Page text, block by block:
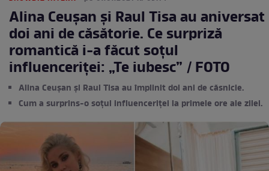
Alina Ceușan și Raul Tisa au aniversat
doi ani de căsătorie. Ce surpriză
romantică i-a făcut soțul
influenceriței: „Te iubesc” / FOTO
Alina Ceușan și Raul Tisa au împlinit doi ani de căsnicie.
Cum a surprins-o soțul influenceriței la primele ore ale zilei.